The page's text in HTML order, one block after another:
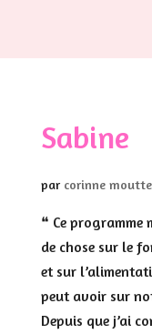
Sabine
par corinne moutte
❝ Ce programme
de chose sur le
et sur
peut avoir sur
Depuis que j’ai